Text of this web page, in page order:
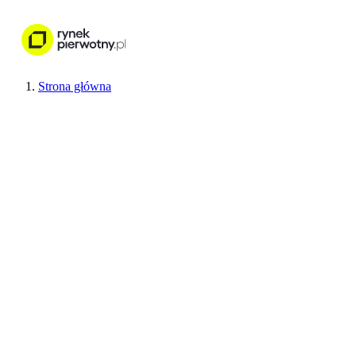
Nieruchomości
Strona główna